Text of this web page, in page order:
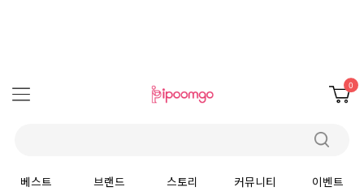
0
베스트 브랜드 스토리 커뮤니티 이벤트